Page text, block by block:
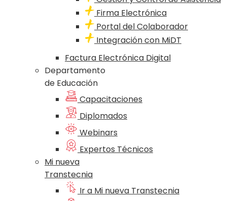
Firma Electrónica
Portal del Colaborador
Integración con MiDT
Factura Electrónica Digital
Departamento
de Educación
Capacitaciones
Diplomados
Webinars
Expertos Técnicos
Mi nueva
Transtecnia
Ir a Mi nueva Transtecnia